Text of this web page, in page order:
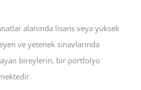
alanında lisans veya yüksek
ve yetenek sınavlarında
bireylerin, bir portfolyo